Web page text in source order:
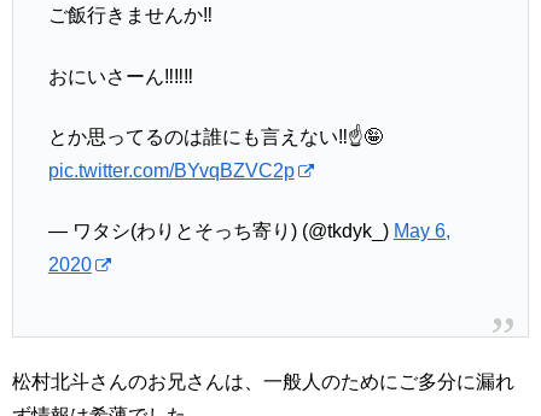
ご飯行きませんか‼️
おにいさーん‼️‼️‼️
とか思ってるのは誰にも言えない‼️☝️🤪
pic.twitter.com/BYvqBZVC2p
— ワタシ(わりとそっち寄り) (@tkdyk_) May 6,
2020
松村北斗さんのお兄さんは、一般人のためにご多分に漏れ